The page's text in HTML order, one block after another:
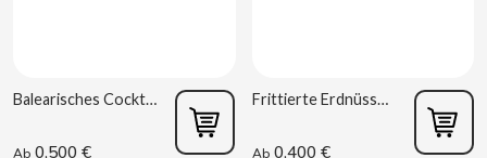
Balearisches Cocktail 75g La Baturrica
Ab 0,500 €
Frittierte Erdnüsse 70g La Baturrica
Ab 0,400 €